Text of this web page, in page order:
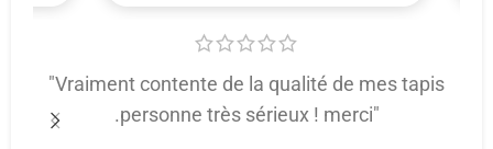
"Vraiment contente de la qualité de mes tapis
.personne très sérieux ! merci"